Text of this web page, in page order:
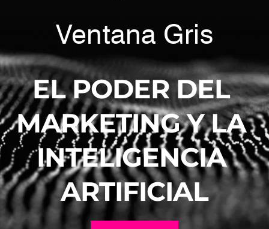
Ventana Gris
EL PODER DEL
MARKETING Y LA
INTELIGENCIA
ARTIFICIAL